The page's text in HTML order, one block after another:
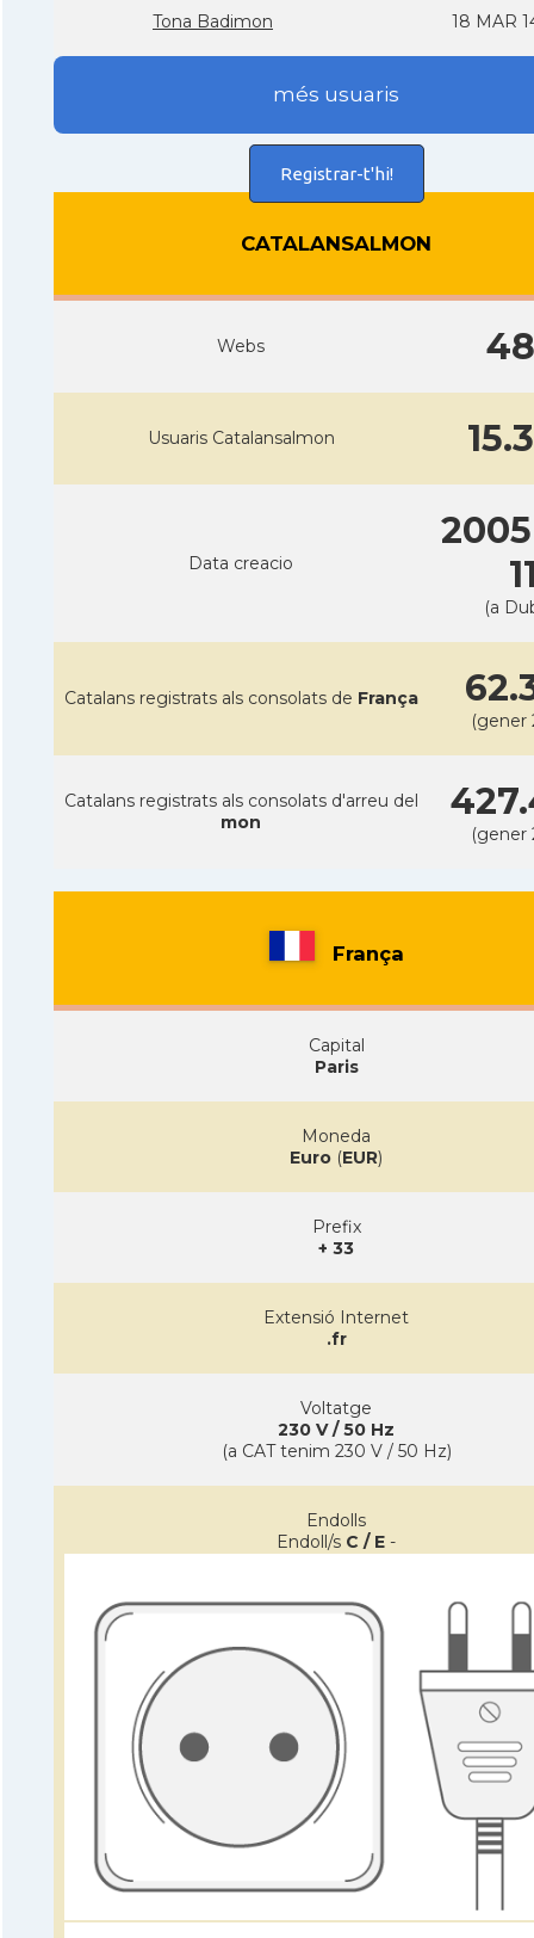
Tona Badimon 18 MAR
més usuaris
Registrar-t'hi!
CATALANSALMON
Webs
Usuaris Catalansalmon
Data creacio
(a
Catalans registrats als consolats de França
(gener
Catalans registrats als consolats d'arreu del
mon
(gener
França
Capital
Paris
Moneda
Euro (EUR)
Prefix
+ 33
Extensió Internet
.fr
Voltatge
230 V / 50 Hz
(a CAT tenim 230 V / 50 Hz)
Endolls
Endoll/s C / E -